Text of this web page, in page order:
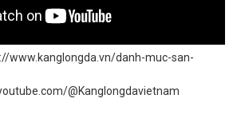
www.kanglongda.vn/danh-muc-san-
@Kanglongdavietnam